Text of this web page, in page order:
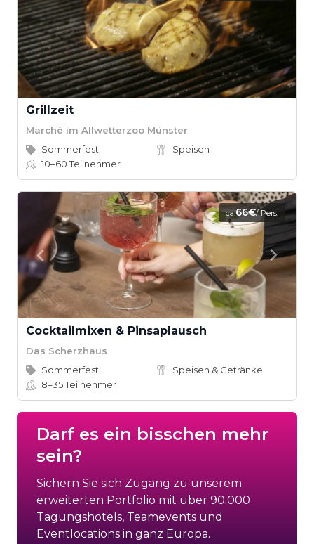
Grillzeit
Marché im Allwetterzoo Münster
Sommerfest
Speisen
10–60Teilnehmer
ca.66€/ Pers.
Cocktailmixen & Pinsaplausch
Das Scherzhaus
Sommerfest
Speisen & Getränke
8–35Teilnehmer
Darf es ein bisschen mehr
sein?
Sichern Sie sich Zugang zu unserem
erweiterten Portfolio mit über 90.000
Tagungshotels, Teamevents und
Eventlocations in ganz Europa.